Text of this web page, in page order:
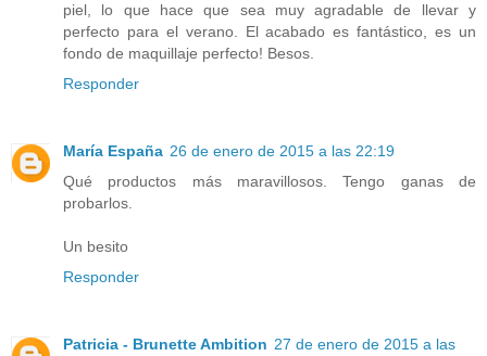
piel, lo que hace que sea muy agradable de llevar y
perfecto para el verano. El acabado es fantástico, es un
fondo de maquillaje perfecto! Besos.
Responder
María España 26 de enero de 2015 a las 22:19
Qué productos más maravillosos. Tengo ganas de
probarlos.
Un besito
Responder
Patricia - Brunette Ambition 27 de enero de 2015 a las